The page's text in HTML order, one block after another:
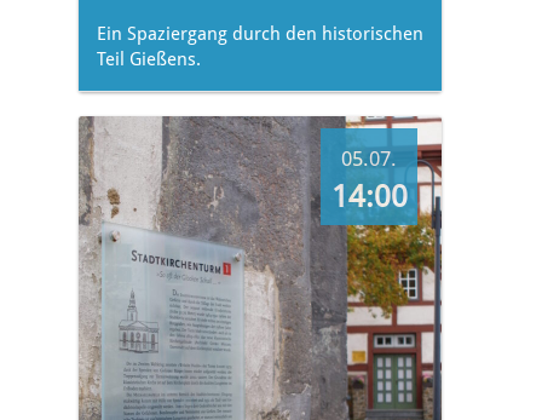
Ein Spaziergang durch den historischen
Teil Gießens.
05.07.
14:00